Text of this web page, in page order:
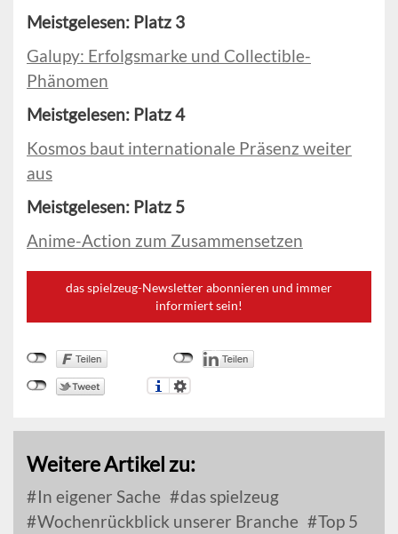
Meistgelesen: Platz 3
Galupy: Erfolgsmarke und Collectible-
Phänomen
Meistgelesen: Platz 4
Kosmos baut internationale Präsenz weiter
aus
Meistgelesen: Platz 5
Anime-Action zum Zusammensetzen
das spielzeug-Newsletter abonnieren und immer
informiert sein!
Weitere Artikel zu:
In eigener Sache
das spielzeug
Wochenrückblick unserer Branche
Top 5